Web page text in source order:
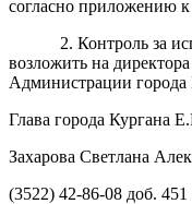
согласно приложению
2. Контроль за
возложить на
Администрации
Глава города Кургана
Захарова Светлана
(3522) 42-86-08 доб. 451